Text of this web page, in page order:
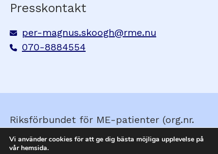
Presskontakt
per-magnus.skoogh@rme.nu
070-8884554
Riksförbundet för ME-patienter (org.nr.
857210-0579) © Skapad av
Ella&Sigrid
Vi använder cookies för att ge dig bästa möjliga upplevelse på
vår hemsida.